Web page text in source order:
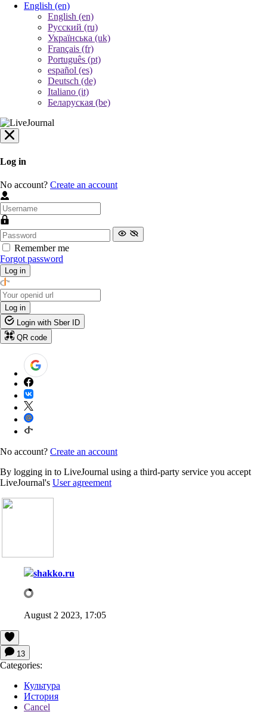
English (en)
English (en)
Русский (ru)
Українська (uk)
Français (fr)
Português (pt)
español (es)
Deutsch (de)
Italiano (it)
Беларуская (be)
Log in
No account? Create an account
Remember me
Forgot password
Log in
Log in
Login with Sber ID
QR code
No account? Create an account
By logging in to LiveJournal using a third-party service you accept
LiveJournal's User agreement
shakko.ru
August 2 2023, 17:05
13
Categories:
Культура
История
Cancel